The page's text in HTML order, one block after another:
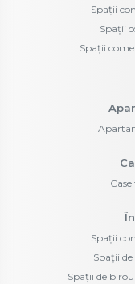
Spații
Spații
Spații
Spații
Spații
Spații de